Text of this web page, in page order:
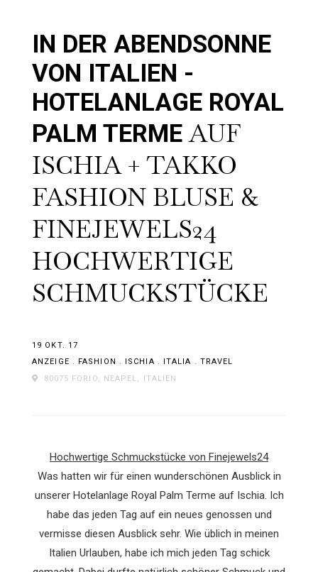
IN DER ABENDSONNE
VON ITALIEN -
HOTELANLAGE ROYAL
PALM TERMEAUF
ISCHIA + TAKKO
FASHION BLUSE &
FINEJEWELS24
HOCHWERTIGE
SCHMUCKSTÜCKE
19 OKT. 17
ANZEIGE . FASHION . ISCHIA . ITALIA . TRAVEL
80075 FORIO, NEAPEL, ITALIEN
Hochwertige Schmuckstücke von Finejewels24
Was hatten wir für einen wunderschönen Ausblick in
unserer Hotelanlage Royal Palm Terme auf Ischia. Ich
habe das jeden Tag auf ein neues genossen und
vermisse diesen Ausblick sehr. Wie üblich in meinen
Italien Urlauben, habe ich mich jeden Tag schick